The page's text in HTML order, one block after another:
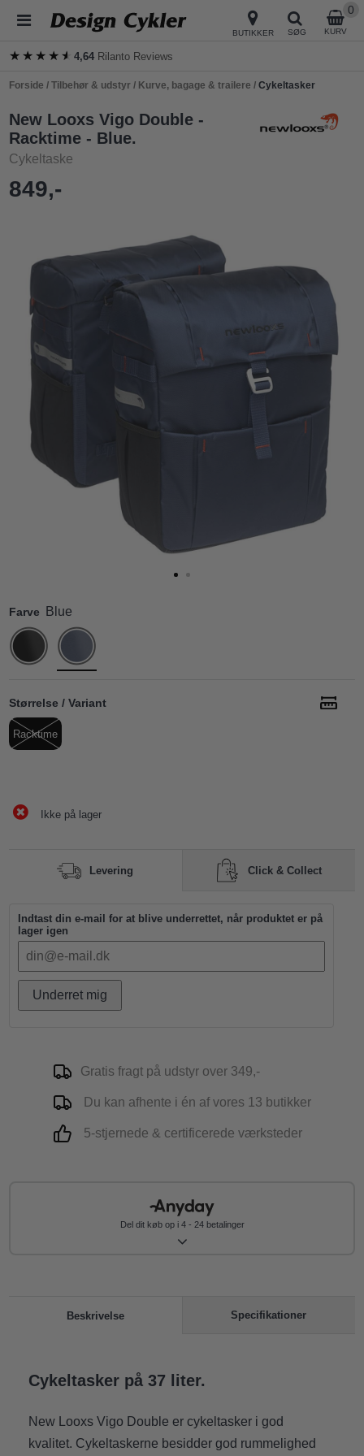
BUTIKKER SØG KURV
0
★★★★★
★★★★★4,64 Rilanto Reviews
Forside /Tilbehør & udstyr / Kurve, bagage & trailere /Cykeltasker
New Looxs Vigo Double -
Racktime - Blue.
Cykeltaske
849,-
Farve Blue
Størrelse / Variant
Racktime
Ikke på lager
Levering Click & Collect
Indtast din e-mail for at blive underrettet, når produktet er på
lager igen
Underret mig
Gratis fragt på udstyr over 349,-
Du kan afhente i én af vores 13 butikker
5-stjernede & certificerede værksteder
Del dit køb op i 4 - 24 betalinger
Beskrivelse Specifikationer
Cykeltasker på 37 liter.
New Looxs Vigo Double er cykeltasker i god
kvalitet. Cykeltaskerne besidder god rummelighed